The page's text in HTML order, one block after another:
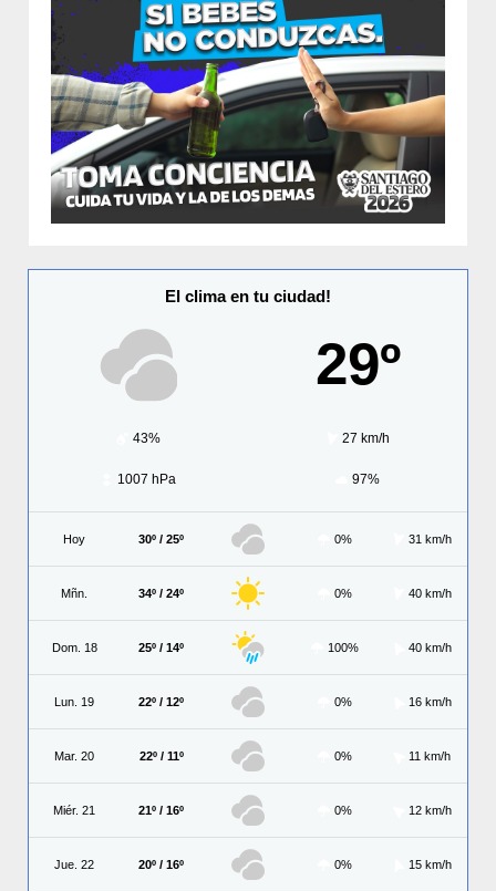
El clima en tu ciudad!
29º
43% 27 km/h
1007 hPa 97%
Hoy 30º / 25º 0% 31 km/h
Mñn. 34º / 24º 0% 40 km/h
Dom. 18 25º / 14º 100% 40 km/h
Lun. 19 22º / 12º 0% 16 km/h
Mar. 20 22º / 11º 0% 11 km/h
Miér. 21 21º / 16º 0% 12 km/h
Jue. 22 20º / 16º 0% 15 km/h